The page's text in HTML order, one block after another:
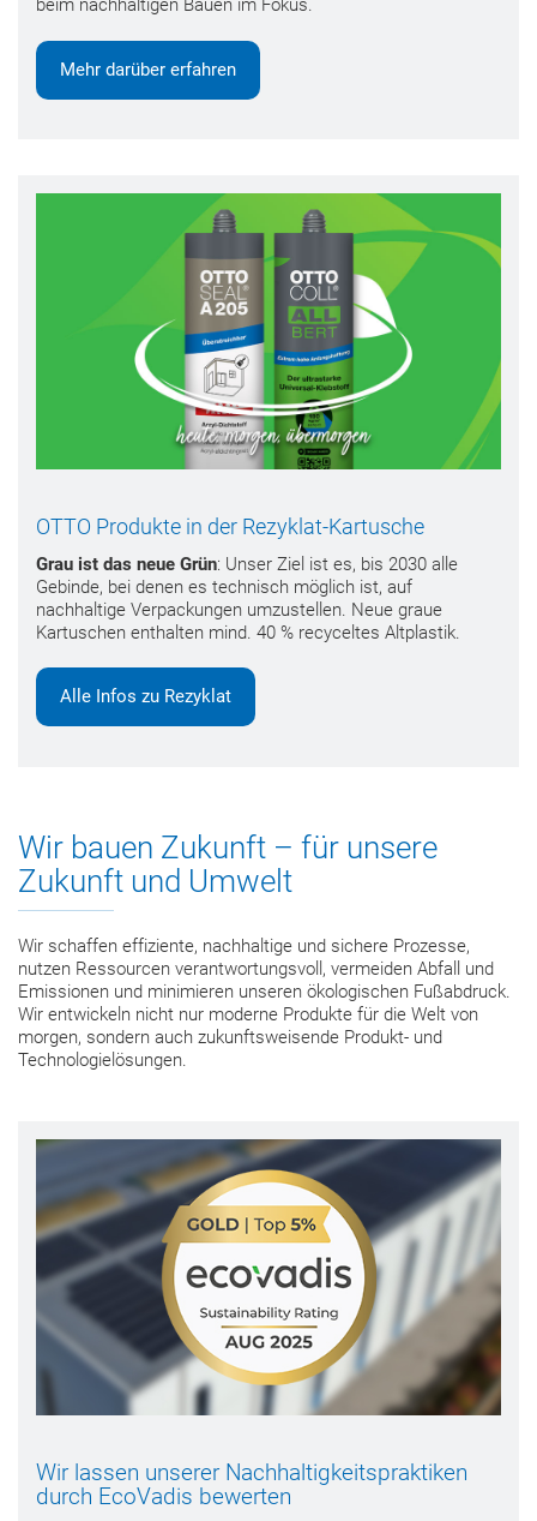
beim nachhaltigen Bauen im Fokus.
Mehr darüber erfahren
OTTO Produkte in der Rezyklat-Kartusche
Grau ist das neue Grün: Unser Ziel ist es, bis 2030 alle
Gebinde, bei denen es technisch möglich ist, auf
nachhaltige Verpackungen umzustellen. Neue graue
Kartuschen enthalten mind. 40 % recyceltes Altplastik.
Alle Infos zu Rezyklat
Wir bauen Zukunft – für unsere
Zukunft und Umwelt
Wir schaffen effiziente, nachhaltige und sichere Prozesse,
nutzen Ressourcen verantwortungsvoll, vermeiden Abfall und
Emissionen und minimieren unseren ökologischen Fußabdruck.
Wir entwickeln nicht nur moderne Produkte für die Welt von
morgen, sondern auch zukunftsweisende Produkt- und
Technologielösungen.
Wir lassen unserer Nachhaltigkeitspraktiken
durch EcoVadis bewerten